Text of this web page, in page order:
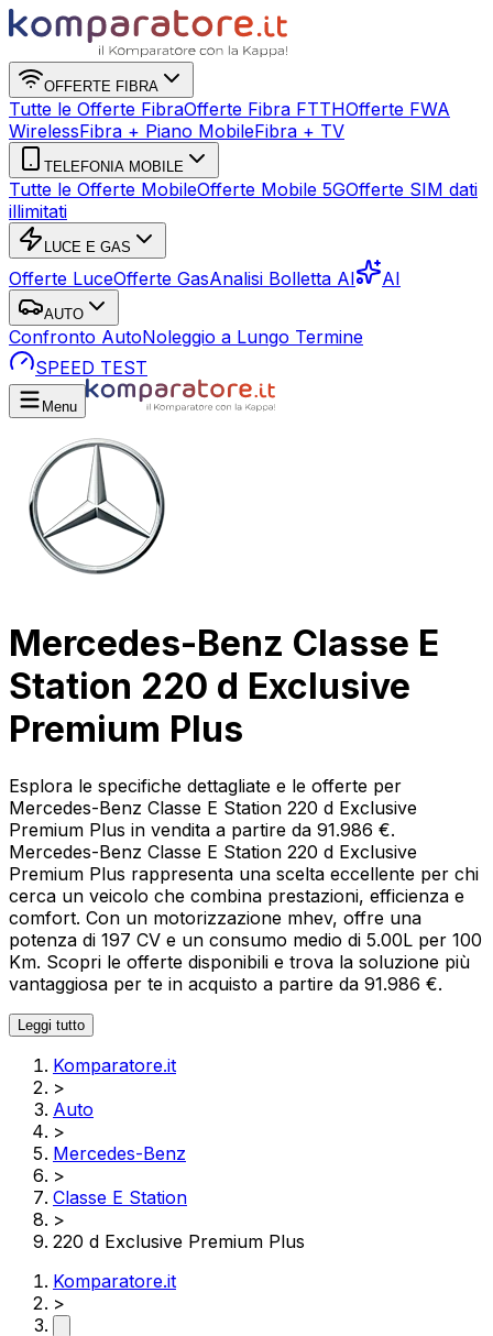
OFFERTE FIBRA
Tutte le Offerte FibraOfferte Fibra FTTHOfferte FWA
WirelessFibra + Piano MobileFibra + TV
TELEFONIA MOBILE
Tutte le Offerte MobileOfferte Mobile 5GOfferte SIM dati
illimitati
LUCE E GAS
Offerte LuceOfferte GasAnalisi Bolletta AI AI
AUTO
Confronto AutoNoleggio a Lungo Termine
SPEED TEST
Menu
Mercedes-Benz Classe E
Station 220 d Exclusive
Premium Plus
Esplora le specifiche dettagliate e le offerte per
Mercedes-Benz Classe E Station 220 d Exclusive
Premium Plus in vendita a partire da 91.986 €.
Mercedes-Benz Classe E Station 220 d Exclusive
Premium Plus rappresenta una scelta eccellente per chi
cerca un veicolo che combina prestazioni, efficienza e
comfort. Con un motorizzazione mhev, offre una
potenza di 197 CV e un consumo medio di 5.00L per 100
Km. Scopri le offerte disponibili e trova la soluzione più
vantaggiosa per te in acquisto a partire da 91.986 €.
Leggi tutto
Komparatore.it
>
Auto
>
Mercedes-Benz
>
Classe E Station
>
220 d Exclusive Premium Plus
Komparatore.it
>